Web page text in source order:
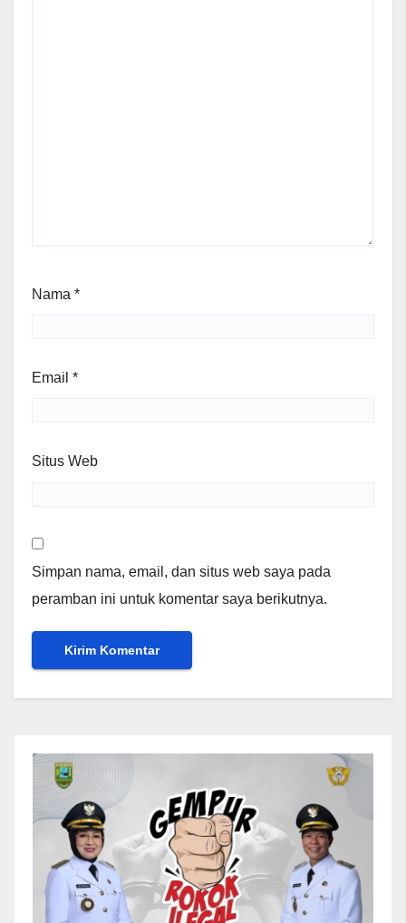
Nama *
Email *
Situs Web
Simpan nama, email, dan situs web saya pada
peramban ini untuk komentar saya berikutnya.